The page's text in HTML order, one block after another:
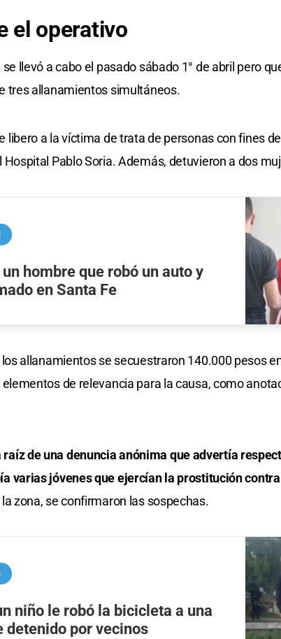
el operativo
se llevó a cabo el pasado sábado 1° de abril pero
tres allanamientos simultáneos.
libero a la víctima de trata de personas con fines
Pablo Soria. Además, detuvieron a dos
hombre que robó un auto y
en Santa Fe
los allanamientos se secuestraron 140.000 pesos
de relevancia para la causa, como
raíz de una denuncia anónima que advertía
varias jóvenes que ejercían la prostitución
zona, se confirmaron las sospechas.
niño le robó la bicicleta a una
detenido por vecinos